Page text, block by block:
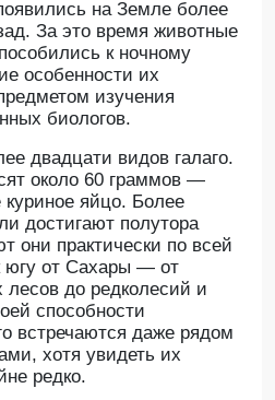
на Земле более
За это время животные
к ночному
особенности их
изучения
биологов.
двадцати видов галаго.
около 60 граммов —
куриное яйцо. Более
достигают полутора
они практически по всей
югу от Сахары — от
лесов до редколесий и
способности
встречаются даже рядом
хотя увидеть их
редко.